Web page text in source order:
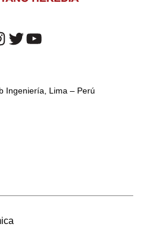
twitter youtube
Ingeniería, Lima – Perú